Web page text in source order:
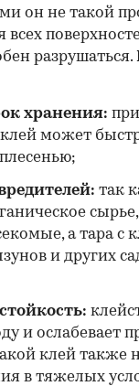
он не такой
всех
разрушаться.
хранения:
может
так
а тара с
и других
и ослабевает
клей также
в тяжелых